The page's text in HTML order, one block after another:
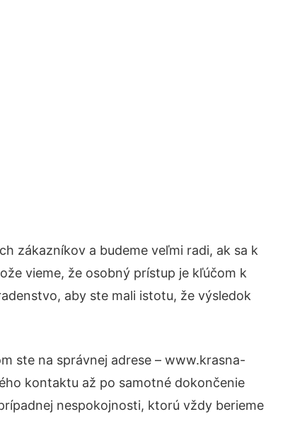
zákazníkov a budeme veľmi radi, ak sa k
vieme, že osobný prístup je kľúčom k
aby ste mali istotu, že výsledok
ste na správnej adrese – www.krasna-
kontaktu až po samotné dokončenie
nespokojnosti, ktorú vždy berieme